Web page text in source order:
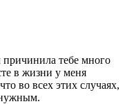
причинила тебе много
в жизни у меня
во всех этих случаях,